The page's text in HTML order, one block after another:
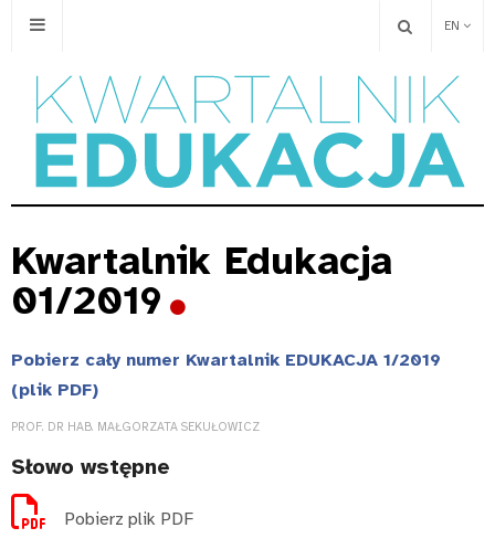
EN
Kwartalnik Edukacja
01/2019
Pobierz cały numer Kwartalnik EDUKACJA 1/2019
(plik PDF)
PROF. DR HAB. MAŁGORZATA SEKUŁOWICZ
Słowo wstępne
Pobierz plik PDF